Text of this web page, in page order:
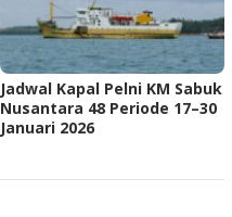
Jadwal Kapal Pelni KM Sabuk
Nusantara 48 Periode 17–30
Januari 2026